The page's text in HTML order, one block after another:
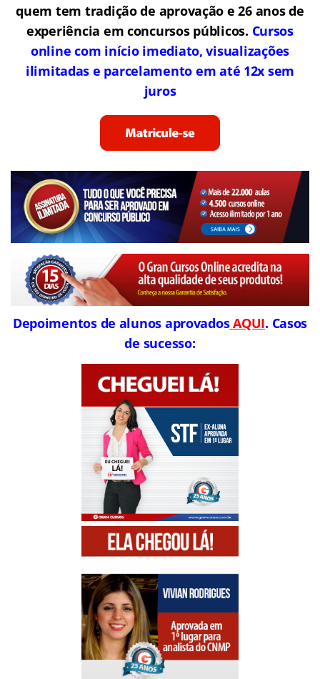
quem tem tradição de aprovação e 26 anos de
experiência em concursos públicos. Cursos
online com início imediato, visualizações
ilimitadas e parcelamento em até 12x sem
juros
Depoimentos de alunos aprovadosAQUI. Casos
de sucesso: